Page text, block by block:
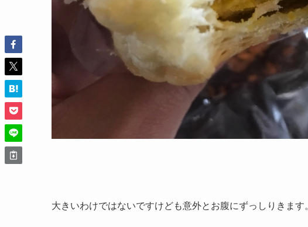
大きいわけではないですけども意外とお腹にずっしりきます。